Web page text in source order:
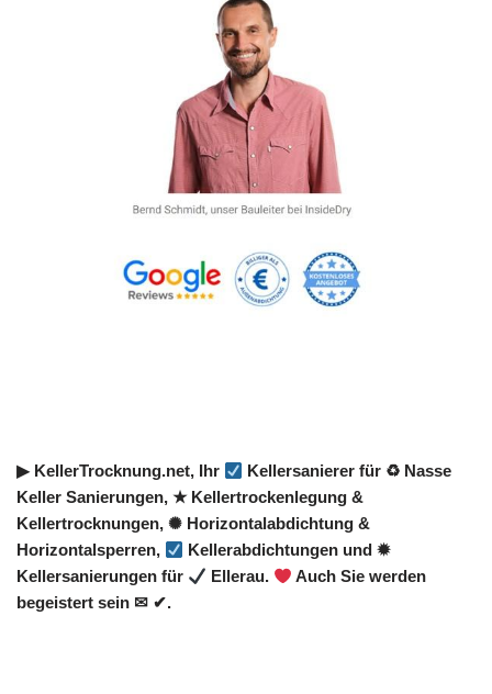
▶︎ KellerTrocknung.net, Ihr
Kellersanierer für ♻ Nasse
Keller Sanierungen, ★ Kellertrockenlegung &
Kellertrocknungen, ✺ Horizontalabdichtung &
Horizontalsperren,
Kellerabdichtungen und ✹
Kellersanierungen für
Ellerau.
Auch Sie werden
begeistert sein ✉ ✔.